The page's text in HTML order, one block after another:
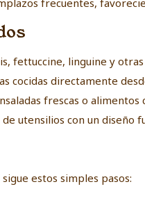
frecuentes,
fettuccine, linguine y otras
cocidas directamente
frescas o alimentos
utensilios con un diseño
estos simples pasos: